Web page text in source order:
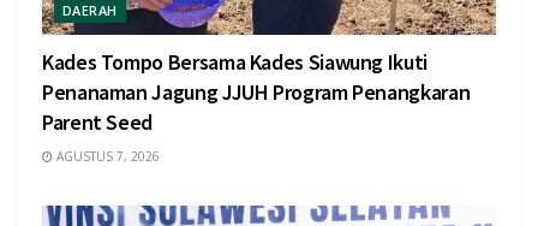
DAERAH
Kades Tompo Bersama Kades Siawung Ikuti
Penanaman Jagung JJUH Program Penangkaran
Parent Seed
AGUSTUS 7, 2026